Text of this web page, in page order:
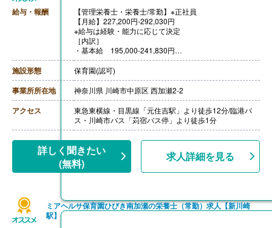
給与・報酬
【管理栄養士・栄養士/常勤】※正社員
【月給】227,200円-292,030円
※給与は経験・能力に応じて決定
［内訳］
・基本給 195,000-241,830円
・資格手当 栄養士5,000円、管理栄養士10,000円
・調整手当 27,200円
［その他手当］
・住宅手当 5,000円※規定あり
・役職手当
・家族手当※規定あり
【賞与】年2回（計2.00ヶ月分）※前年度実績
【通勤手当】あり（上限50,000円/月）
【退職金】あり※確定拠出年金
施設形態 保育園(認可)
事業所所在地 神奈川県 川崎市中原区 西加瀬2-2
アクセス
東急東横線・目黒線「元住吉駅」より徒歩12分/臨港バ
ス・川崎市バス「苅宿バス停」より徒歩1分
詳しく聞きたい
(無料)
求人詳細を見る
ミアヘルサ保育園ひびき南加瀬の栄養士（常勤）求人【新川崎
駅】